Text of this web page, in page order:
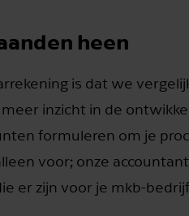
heen
is dat we
inzicht in de
formuleren om je
voor; onze
er zijn voor je mkb-